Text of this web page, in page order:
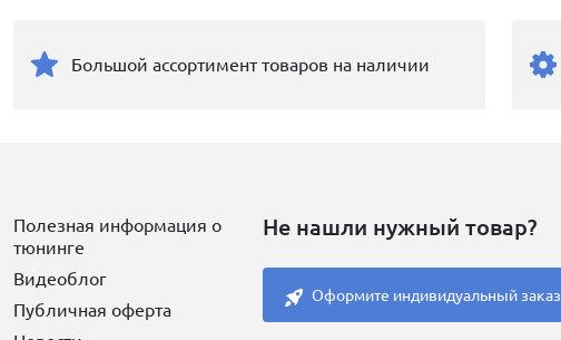
Большой ассортимент товаров на наличии
Полезная информация о
тюнинге
Видеоблог
Публичная оферта
Не нашли нужный товар?
Оформите индивидуальный заказ